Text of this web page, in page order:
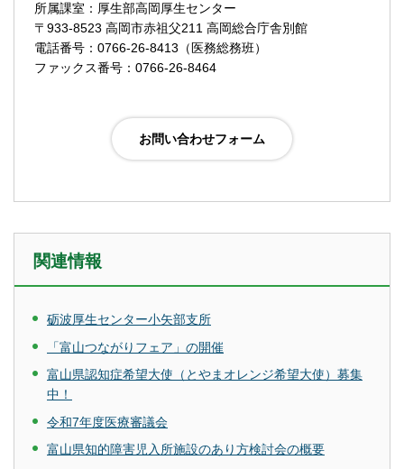
所属課室：厚生部高岡厚生センター
〒933-8523 高岡市赤祖父211 高岡総合庁舎別館
電話番号：0766-26-8413（医務総務班）
ファックス番号：0766-26-8464
関連情報
砺波厚生センター小矢部支所
「富山つながりフェア」の開催
富山県認知症希望大使（とやまオレンジ希望大使）募集
中！
令和7年度医療審議会
富山県知的障害児入所施設のあり方検討会の概要